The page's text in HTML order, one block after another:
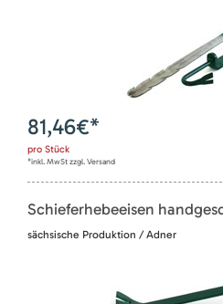
81,46€*
pro Stück
*inkl. MwSt zzgl. Versand
Schieferhebeeisen
sächsische Produktion / Adner